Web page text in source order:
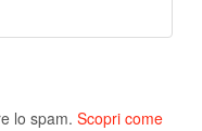
lo spam. Scopri come